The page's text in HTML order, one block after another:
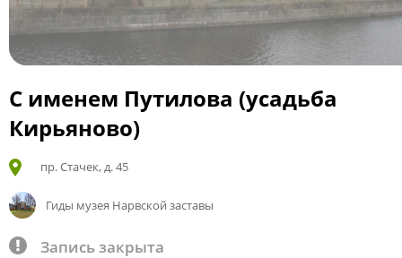
С именем Путилова (усадьба
Кирьяново)
пр. Стачек, д. 45
Гиды музея Нарвской заставы
Запись закрыта